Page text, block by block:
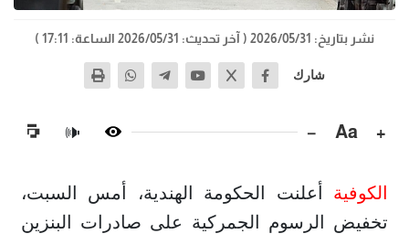
نشر بتاريخ: 2026/05/31 ( آخر تحديث: 2026/05/31 الساعة: 17:11 )
شارك
+
Aa
−
🔊
الكوفية أعلنت الحكومة الهندية، أمس السبت،
تخفيض الرسوم الجمركية على صادرات البنزين